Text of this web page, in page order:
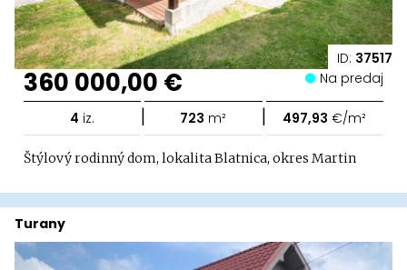
ID: 37517
360 000,00 € Na predaj
4 iz. | 723 m² | 497,93 €/m²
Štýlový rodinný dom, lokalita Blatnica, okres Martin
Turany